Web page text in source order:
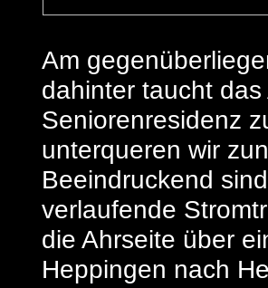
Am
dahinter taucht
Seniorenresidenz
unterqueren wir
Beeindruckend
verlaufende
die Ahrseite über
Heppingen nach